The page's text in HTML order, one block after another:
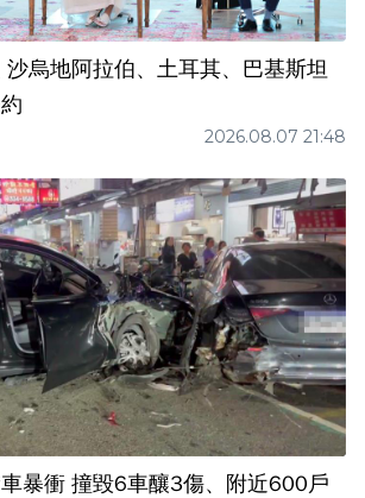
烏地阿拉伯、土耳其、巴基斯坦
2026.08.07 21:48
暴衝 撞毀6車釀3傷、附近600戶